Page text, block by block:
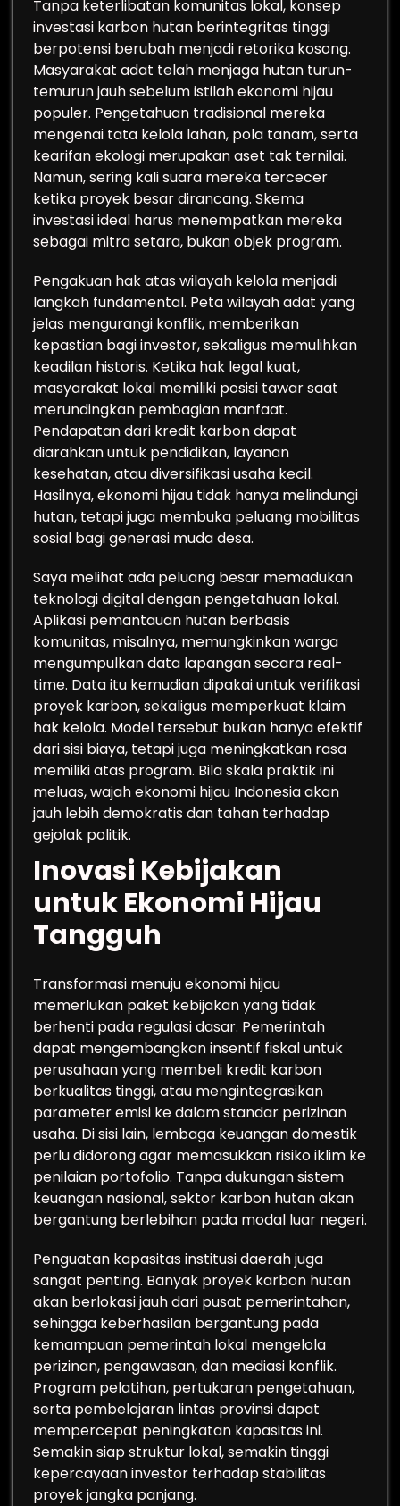
Tanpa keterlibatan komunitas lokal, konsep
investasi karbon hutan berintegritas tinggi
berpotensi berubah menjadi retorika kosong.
Masyarakat adat telah menjaga hutan turun-
temurun jauh sebelum istilah ekonomi hijau
populer. Pengetahuan tradisional mereka
mengenai tata kelola lahan, pola tanam, serta
kearifan ekologi merupakan aset tak ternilai.
Namun, sering kali suara mereka tercecer
ketika proyek besar dirancang. Skema
investasi ideal harus menempatkan mereka
sebagai mitra setara, bukan objek program.
Pengakuan hak atas wilayah kelola menjadi
langkah fundamental. Peta wilayah adat yang
jelas mengurangi konflik, memberikan
kepastian bagi investor, sekaligus memulihkan
keadilan historis. Ketika hak legal kuat,
masyarakat lokal memiliki posisi tawar saat
merundingkan pembagian manfaat.
Pendapatan dari kredit karbon dapat
diarahkan untuk pendidikan, layanan
kesehatan, atau diversifikasi usaha kecil.
Hasilnya, ekonomi hijau tidak hanya melindungi
hutan, tetapi juga membuka peluang mobilitas
sosial bagi generasi muda desa.
Saya melihat ada peluang besar memadukan
teknologi digital dengan pengetahuan lokal.
Aplikasi pemantauan hutan berbasis
komunitas, misalnya, memungkinkan warga
mengumpulkan data lapangan secara real-
time. Data itu kemudian dipakai untuk verifikasi
proyek karbon, sekaligus memperkuat klaim
hak kelola. Model tersebut bukan hanya efektif
dari sisi biaya, tetapi juga meningkatkan rasa
memiliki atas program. Bila skala praktik ini
meluas, wajah ekonomi hijau Indonesia akan
jauh lebih demokratis dan tahan terhadap
gejolak politik.
Inovasi Kebijakan
untuk Ekonomi Hijau
Tangguh
Transformasi menuju ekonomi hijau
memerlukan paket kebijakan yang tidak
berhenti pada regulasi dasar. Pemerintah
dapat mengembangkan insentif fiskal untuk
perusahaan yang membeli kredit karbon
berkualitas tinggi, atau mengintegrasikan
parameter emisi ke dalam standar perizinan
usaha. Di sisi lain, lembaga keuangan domestik
perlu didorong agar memasukkan risiko iklim ke
penilaian portofolio. Tanpa dukungan sistem
keuangan nasional, sektor karbon hutan akan
bergantung berlebihan pada modal luar negeri.
Penguatan kapasitas institusi daerah juga
sangat penting. Banyak proyek karbon hutan
akan berlokasi jauh dari pusat pemerintahan,
sehingga keberhasilan bergantung pada
kemampuan pemerintah lokal mengelola
perizinan, pengawasan, dan mediasi konflik.
Program pelatihan, pertukaran pengetahuan,
serta pembelajaran lintas provinsi dapat
mempercepat peningkatan kapasitas ini.
Semakin siap struktur lokal, semakin tinggi
kepercayaan investor terhadap stabilitas
proyek jangka panjang.